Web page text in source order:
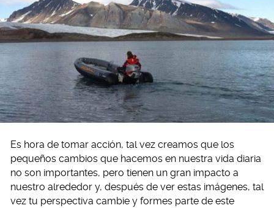
Es hora de tomar acción, tal vez creamos que los
pequeños cambios que hacemos en nuestra vida diaria
no son importantes, pero tienen un gran impacto a
nuestro alrededor y, después de ver estas imágenes, tal
vez tu perspectiva cambie y formes parte de este